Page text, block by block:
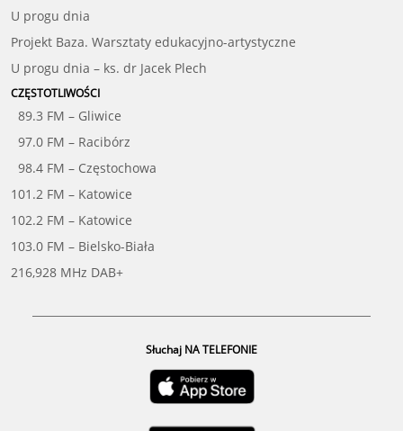
U progu dnia
Projekt Baza. Warsztaty edukacyjno-artystyczne
U progu dnia – ks. dr Jacek Plech
CZĘSTOTLIWOŚCI
89.3 FM – Gliwice
97.0 FM – Racibórz
98.4 FM – Częstochowa
101.2 FM – Katowice
102.2 FM – Katowice
103.0 FM – Bielsko-Biała
216,928 MHz DAB+
Słuchaj NA TELEFONIE